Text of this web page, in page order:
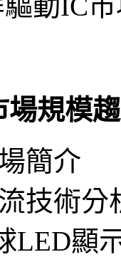
規模
簡介
技術分
LED顯